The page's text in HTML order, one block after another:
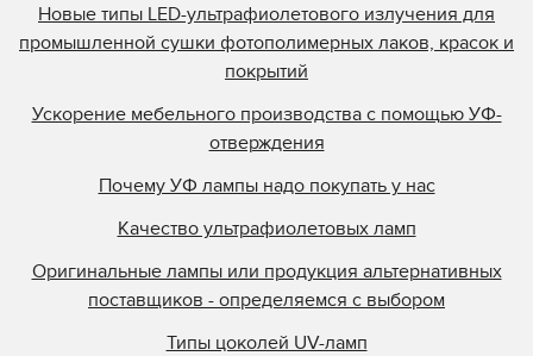
Новые типы LED-ультрафиолетового излучения для
промышленной сушки фотополимерных лаков, красок и
покрытий
Ускорение мебельного производства с помощью УФ-
отверждения
Почему УФ лампы надо покупать у нас
Качество ультрафиолетовых ламп
Оригинальные лампы или продукция альтернативных
поставщиков - определяемся с выбором
Типы цоколей UV-ламп